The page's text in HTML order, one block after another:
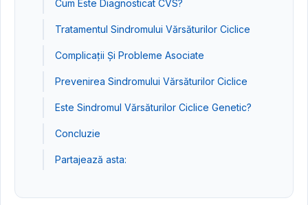
Cum Este Diagnosticat CVS?
Tratamentul Sindromului Vărsăturilor Ciclice
Complicații Și Probleme Asociate
Prevenirea Sindromului Vărsăturilor Ciclice
Este Sindromul Vărsăturilor Ciclice Genetic?
Concluzie
Partajează asta: